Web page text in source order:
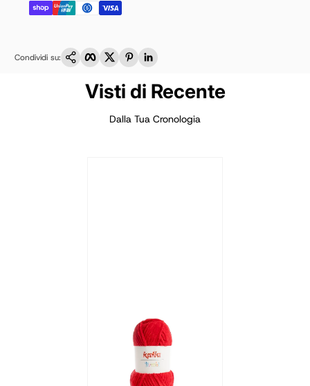
Condividi su:
Copia linkFacebook
TwitterPinterestLinkedIn
Visti di Recente
Dalla Tua Cronologia